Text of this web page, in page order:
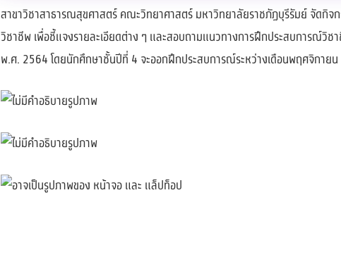
สาขาวิชาสาธารณสุขศาสตร์ คณะวิทยาศาสตร์ มหาวิทยาลัยราชภัฏบุรีรัมย์ จัดกิ
วิชาชีพ เพื่อชี้แจงรายละเอียดต่าง ๆ และสอบถามแนวทางการฝึกประสบการณ์วิช
พ.ศ. 2564 โดยนักศึกษาชั้นปีที่ 4 จะออกฝึกประสบการณ์ระหว่างเดือนพฤศจิกาย